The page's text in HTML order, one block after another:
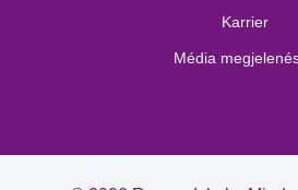
Karrier
Média